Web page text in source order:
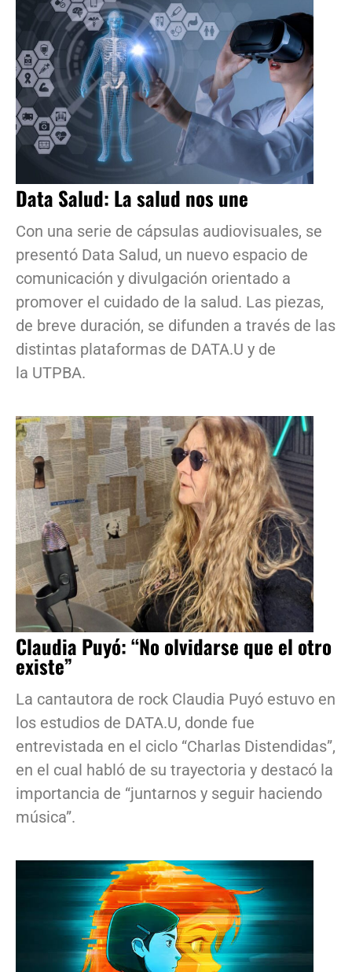
Data Salud: La salud nos une
Con una serie de cápsulas audiovisuales, se
presentó Data Salud, un nuevo espacio de
comunicación y divulgación orientado a
promover el cuidado de la salud. Las piezas,
de breve duración, se difunden a través de las
distintas plataformas de DATA.U y de
la UTPBA.
Claudia Puyó: “No olvidarse que el otro
existe”
La cantautora de rock Claudia Puyó estuvo en
los estudios de DATA.U, donde fue
entrevistada en el ciclo “Charlas Distendidas”,
en el cual habló de su trayectoria y destacó la
importancia de “juntarnos y seguir haciendo
música”.